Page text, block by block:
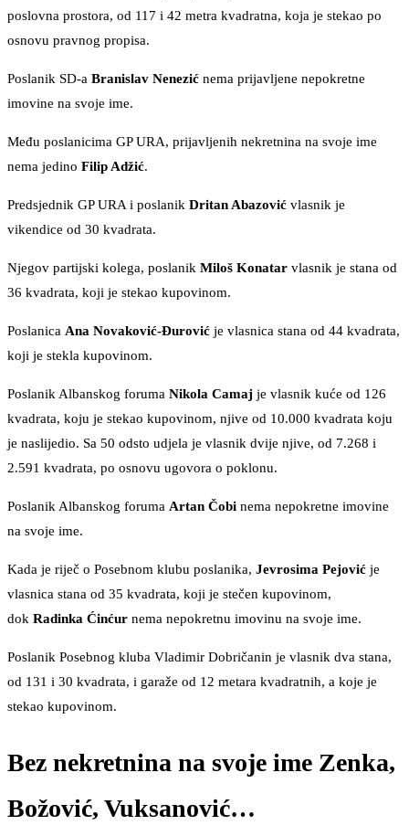
poslovna prostora, od 117 i 42 metra kvadratna, koja je stekao po
osnovu pravnog propisa.
Poslanik SD-a Branislav Nenezić nema prijavljene nepokretne
imovine na svoje ime.
Među poslanicima GP URA, prijavljenih nekretnina na svoje ime
nema jedino Filip Adžić.
Predsjednik GP URA i poslanik Dritan Abazović vlasnik je
vikendice od 30 kvadrata.
Njegov partijski kolega, poslanik Miloš Konatar vlasnik je stana od
36 kvadrata, koji je stekao kupovinom.
Poslanica Ana Novaković-Đurović je vlasnica stana od 44 kvadrata,
koji je stekla kupovinom.
Poslanik Albanskog foruma Nikola Camaj je vlasnik kuće od 126
kvadrata, koju je stekao kupovinom, njive od 10.000 kvadrata koju
je naslijedio. Sa 50 odsto udjela je vlasnik dvije njive, od 7.268 i
2.591 kvadrata, po osnovu ugovora o poklonu.
Poslanik Albanskog foruma Artan Čobi nema nepokretne imovine
na svoje ime.
Kada je riječ o Posebnom klubu poslanika, Jevrosima Pejović je
vlasnica stana od 35 kvadrata, koji je stečen kupovinom,
dok Radinka Ćinćur nema nepokretnu imovinu na svoje ime.
Poslanik Posebnog kluba Vladimir Dobričanin je vlasnik dva stana,
od 131 i 30 kvadrata, i garaže od 12 metara kvadratnih, a koje je
stekao kupovinom.
Bez nekretnina na svoje ime Zenka,
Božović, Vuksanović…